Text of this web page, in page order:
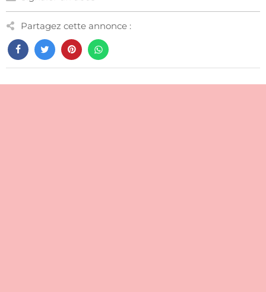
Partagez cette annonce :